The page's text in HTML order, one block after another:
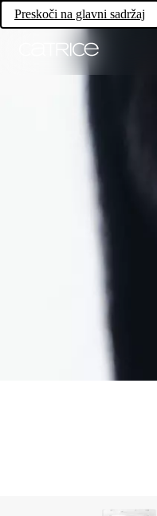
Preskoči na glavni sadržaj